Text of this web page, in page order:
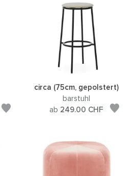
circa (75cm, gepolstert)
barstuhl
ab 249.00 CHF